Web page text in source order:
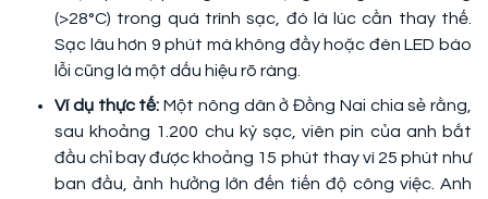
(>28°C) trong quá trình sạc, đó là lúc cần thay thế.
Sạc lâu hơn 9 phút mà không đầy hoặc đèn LED báo
lỗi cũng là một dấu hiệu rõ ràng.
Ví dụ thực tế: Một nông dân ở Đồng Nai chia sẻ rằng,
sau khoảng 1.200 chu kỳ sạc, viên pin của anh bắt
đầu chỉ bay được khoảng 15 phút thay vì 25 phút như
ban đầu, ảnh hưởng lớn đến tiến độ công việc. Anh